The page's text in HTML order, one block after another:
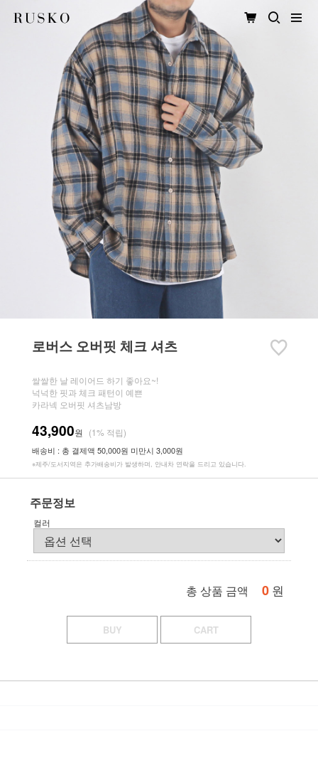
로버스 오버핏 체크 셔츠
쌀쌀한 날 레이어드 하기 좋아요~!
넉넉한 핏과 체크 패턴이 예쁜
카라넥 오버핏 셔츠남방
43,900원 (1% 적립)
배송비 : 총 결제액 50,000원 미만시 3,000원
※제주/도서지역은 추가배송비가 발생하며, 안내차 연락을 드리고 있습니다.
주문정보
컬러
총 상품 금액 0 원
BUY CART